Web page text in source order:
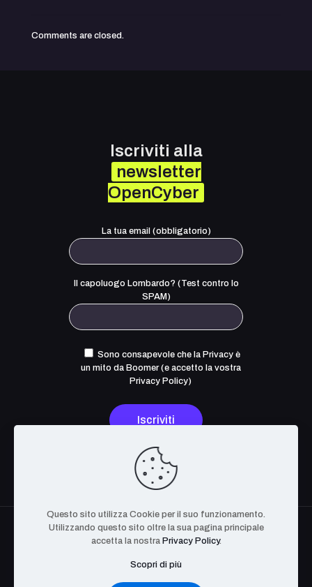
Comments are closed.
Iscriviti alla
newsletter
OpenCyber
La tua email (obbligatorio)
Il capoluogo Lombardo? (Test contro lo
SPAM)
Sono consapevole che la Privacy è
un mito da Boomer (e accetto la vostra
Privacy Policy)
The OpenCyber Foundation. Tutti i Diritti Riservati. P.IVA
08627200721 | BA-639232
Questo sito utilizza Cookie per il suo funzionamento.
Utilizzando questo sito oltre la sua pagina principale
accetta la nostra Privacy Policy.
Scopri di più